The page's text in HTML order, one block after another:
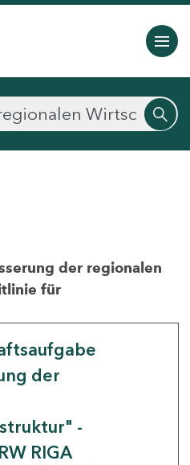
der regionalen
für
der
-
RIGA